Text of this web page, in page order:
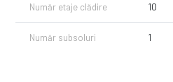
Număr etaje clădire 10
Număr subsoluri 1